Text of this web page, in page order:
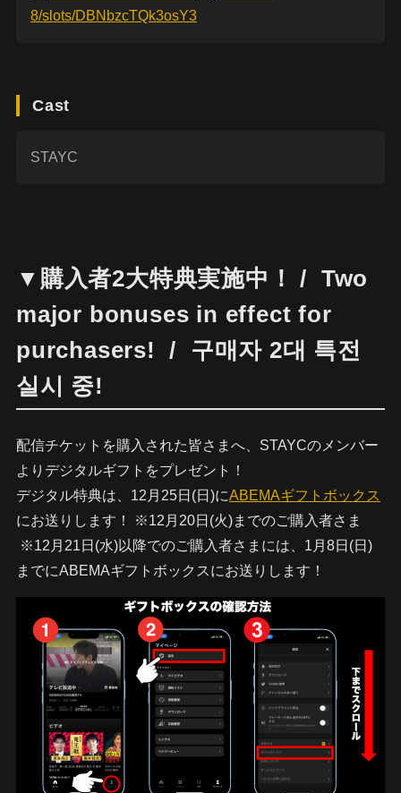
8/slots/DBNbzcTQk3osY3
Cast
STAYC
▼購入者2大特典実施中！ / Two
major bonuses in effect for
purchasers! / 구매자 2대 특전
실시 중!
配信チケットを購入された皆さまへ、STAYCのメンバー
よりデジタルギフトをプレゼント！
デジタル特典は、12月25日(日)にABEMAギフトボックス
にお送りします！ ※12月20日(火)までのご購入者さま
※12月21日(水)以降でのご購入者さまには、1月8日(日)
までにABEMAギフトボックスにお送りします！